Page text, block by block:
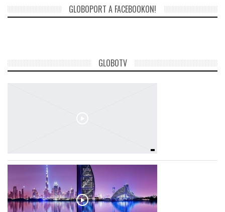
GLOBOPORT A FACEBOOKON!
GLOBOTV